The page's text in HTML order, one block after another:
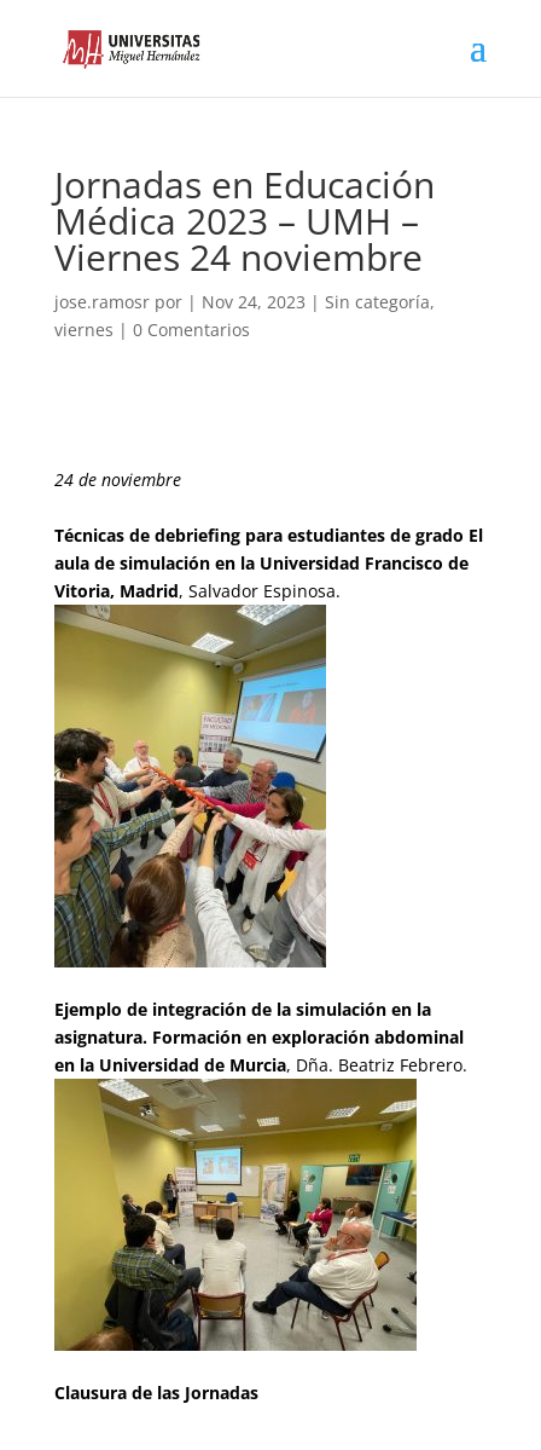
Jornadas en Educación
Médica 2023 – UMH –
Viernes 24 noviembre
jose.ramosrpor | Nov 24, 2023 | Sin categoría,
viernes | 0 Comentarios
24 de noviembre
Técnicas de debriefing para estudiantes de grado El
aula de simulación en la Universidad Francisco de
Vitoria, Madrid, Salvador Espinosa.
Ejemplo de integración de la simulación en la
asignatura. Formación en exploración abdominal
en la Universidad de Murcia, Dña. Beatriz Febrero.
Clausura de las Jornadas